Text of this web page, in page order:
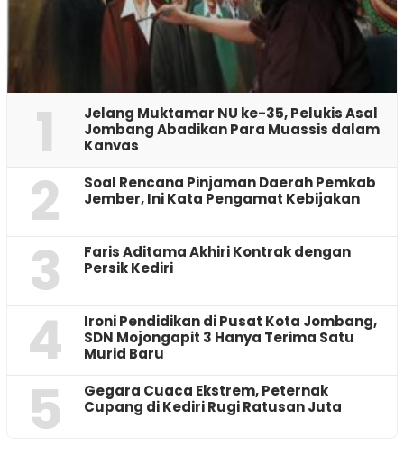
1
Jelang Muktamar NU ke-35, Pelukis Asal
Jombang Abadikan Para Muassis dalam
Kanvas
2
‎Soal Rencana Pinjaman Daerah Pemkab
Jember, Ini Kata Pengamat Kebijakan ‎
3
Faris Aditama Akhiri Kontrak dengan
Persik Kediri
4
Ironi Pendidikan di Pusat Kota Jombang,
SDN Mojongapit 3 Hanya Terima Satu
Murid Baru
5
‎Gegara Cuaca Ekstrem, Peternak
Cupang di Kediri Rugi Ratusan Juta